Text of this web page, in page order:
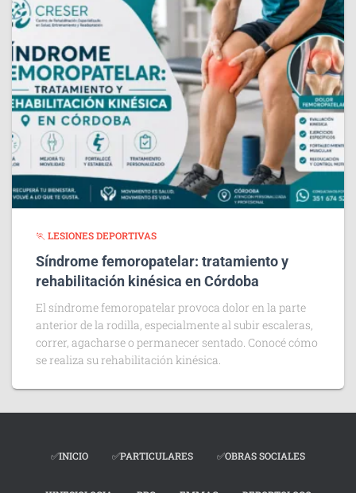
🏃 LESIONES DEPORTIVAS
Síndrome femoropatelar: tratamiento y
rehabilitación kinésica en Córdoba
El síndrome femoropatelar provoca dolor en la parte
anterior de la rodilla, especialmente al subir escaleras,
correr, agacharse o permanecer sentado. Conocé cómo
se realiza su rehabilitación kinésica.
✅INICIO ✅PARTICULARES ✅OBRAS SOCIALES